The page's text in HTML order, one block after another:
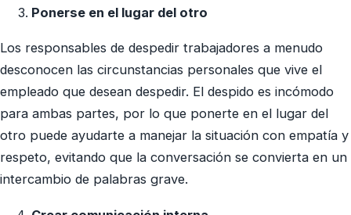
Ponerse en el lugar del otro
Los responsables de despedir trabajadores a menudo
desconocen las circunstancias personales que vive el
empleado que desean despedir. El despido es incómodo
para ambas partes, por lo que ponerte en el lugar del
otro puede ayudarte a manejar la situación con empatía y
respeto, evitando que la conversación se convierta en un
intercambio de palabras grave.